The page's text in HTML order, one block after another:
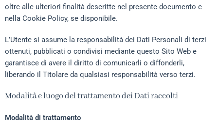
oltre alle ulteriori finalità descritte nel presente documento e
nella Cookie Policy, se disponibile.
L’Utente si assume la responsabilità dei Dati Personali di terzi
ottenuti, pubblicati o condivisi mediante questo Sito Web e
garantisce di avere il diritto di comunicarli o diffonderli,
liberando il Titolare da qualsiasi responsabilità verso terzi.
Modalità e luogo del trattamento dei Dati raccolti
Modalità di trattamento